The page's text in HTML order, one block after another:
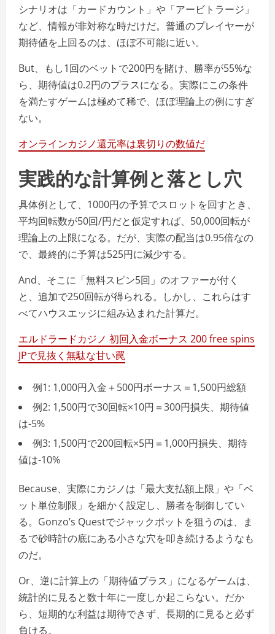
シナリオは「カードカウント」や「アービトラージ」
など、情報が非対称な時だけだ。普通のプレイヤーが
期待値を上回るのは、ほぼ不可能に近い。
But、もし1回のベットで200円を賭け、勝率が55%な
ら、期待値は0.2円のプラスになる。実際にこの条件
を満たすゲームは極めて稀で、ほぼ理論上の例にすぎ
ない。
オンラインカジノ還元率は裏切りの数値だ
実践的な計算例と落とし穴
具体例として、1000円の予算でスロットを回すとき、
平均回転数が50回/円だと仮定すれば、50,000回転が
理論上の上限になる。だが、実際の配当は0.95倍なの
で、最終的に予算は525円に減少する。
And、そこに「無料スピン5回」のオファーが付く
と、追加で250回転が得られる。しかし、これらはす
べてハウスエッジに組み込まれた計算だ。
エルドラードカジノ 初回入金ボーナス 200 free spins
JPで見抜く無駄な甘い罠
例1: 1,000円入金＋500円ボーナス＝1,500円総額
例2: 1,500円で30回転×10円＝300円損失、期待値
は-5%
例3: 1,500円で200回転×5円＝1,000円損失、期待
値は-10%
Because、実際にカジノは「最大支払額上限」や「ベ
ット単位制限」を細かく設定し、勝者を制御してい
る。Gonzo’s Questでジャックポットを狙うのは、ま
るで砂時計の底にある小さな穴を叩き続けるようなも
のだ。
Or、逆に計算上の「期待値プラス」になるゲームは、
統計的に見ると数十年に一度しか起こらない。だか
ら、短期的な利益は期待できず、長期的に見ると必ず
負ける。